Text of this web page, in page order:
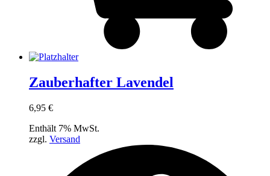
Zauberhafter Lavendel
6,95 €
Enthält 7% MwSt.
zzgl. Versand